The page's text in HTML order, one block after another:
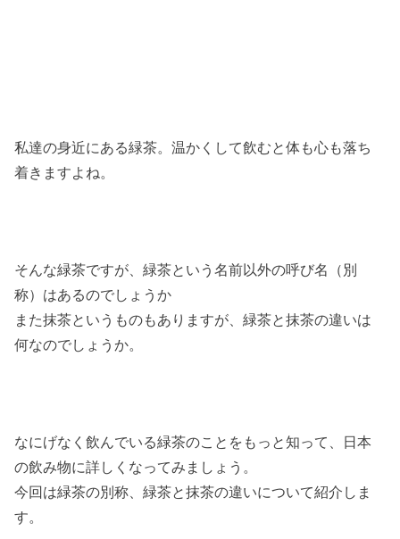
私達の身近にある緑茶。温かくして飲むと体も心も落ち
着きますよね。
そんな緑茶ですが、緑茶という名前以外の呼び名（別
称）はあるのでしょうか
また抹茶というものもありますが、緑茶と抹茶の違いは
何なのでしょうか。
なにげなく飲んでいる緑茶のことをもっと知って、日本
の飲み物に詳しくなってみましょう。
今回は緑茶の別称、緑茶と抹茶の違いについて紹介しま
す。